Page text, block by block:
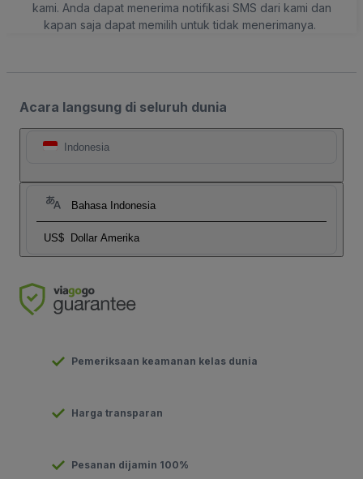
kami. Anda dapat menerima notifikasi SMS dari kami dan
kapan saja dapat memilih untuk tidak menerimanya.
Acara langsung di seluruh dunia
Indonesia
Bahasa Indonesia
US$ Dollar Amerika
Pemeriksaan keamanan kelas dunia
Harga transparan
Pesanan dijamin 100%